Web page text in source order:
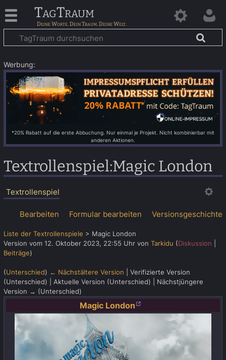
TagTraum
Werbung:
*20% Rabatt auf die erste Abbuchung. Nur einmal je Projekt. Nicht kombinierbar mit
anderen Aktionen.
Textrollenspiel:Magic London
Textrollenspiel
Bearbeiten Formular bearbeiten Versionsgeschichte
Liste der Textrollenspiele > Magic London
Version vom 12. Oktober 2023, 22:55 Uhr von Tarkidu (Diskussion
Beiträge)
(Unterschied) ← Nächstältere Version | Verifizierte Version
(Unterschied) | Aktuelle Version (Unterschied) | Nächstjüngere
Version → (Unterschied)
Magic London